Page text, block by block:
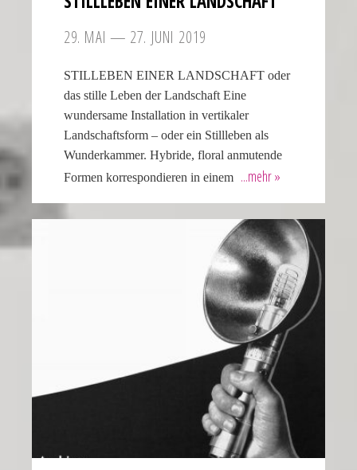
29. MAI — 27. JUNI 2019
STILLEBEN EINER LANDSCHAFT oder
das stille Leben der Landschaft Eine
wundersame Installation in vertikaler
Landschaftsform – oder ein Stillleben als
Wunderkammer. Hybride, floral anmutende
Formen korrespondieren in einem